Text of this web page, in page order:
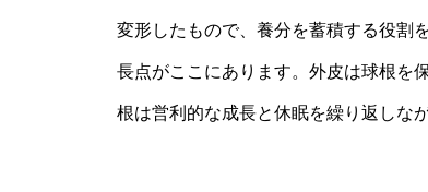
変形したもので、養分を蓄積する役割
長点がここにあります。外皮は球根を
根は営利的な成長と休眠を繰り返しな